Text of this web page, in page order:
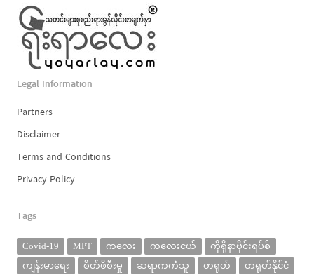
Legal Information
Partners
Disclaimer
Terms and Conditions
Privacy Policy
Tags
Covid-19 MPT ကလေး ကလေးငယ်
ကိုရိုနာဗိုင်းရပ်စ်
ကျန်းမာရေး
စိတ်ဖိစီးမှု ဆရာကင်္ကသူ တရုတ်
တရုတ်နိုင်ငံ